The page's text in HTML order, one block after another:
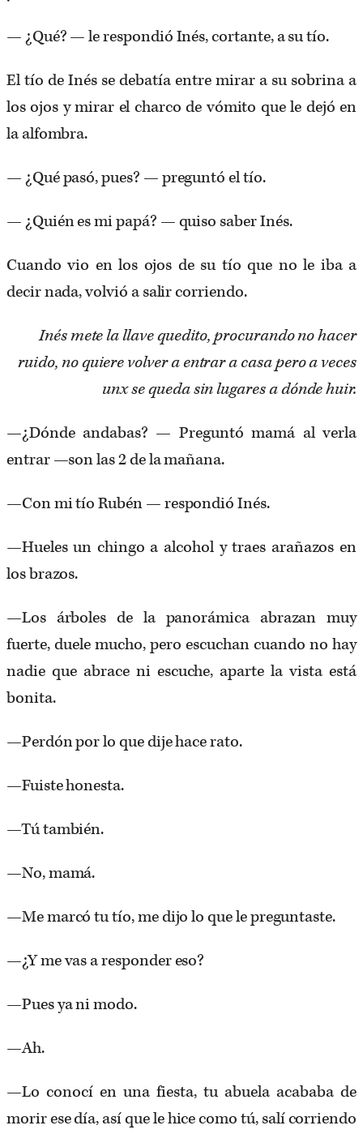
— ¿Qué? — le respondió Inés, cortante, a su tío.
El tío de Inés se debatía entre mirar a su sobrina a
los ojos y mirar el charco de vómito que le dejó en
la alfombra.
— ¿Qué pasó, pues? — preguntó el tío.
— ¿Quién es mi papá? — quiso saber Inés.
Cuando vio en los ojos de su tío que no le iba a
decir nada, volvió a salir corriendo.
Inés mete la llave quedito, procurando no hacer
ruido, no quiere volver a entrar a casa pero a veces
unx se queda sin lugares a dónde huir.
—¿Dónde andabas? — Preguntó mamá al verla
entrar —son las 2 de la mañana.
—Con mi tío Rubén — respondió Inés.
—Hueles un chingo a alcohol y traes arañazos en
los brazos.
—Los árboles de la panorámica abrazan muy
fuerte, duele mucho, pero escuchan cuando no hay
nadie que abrace ni escuche, aparte la vista está
bonita.
—Perdón por lo que dije hace rato.
—Fuiste honesta.
—Tú también.
—No, mamá.
—Me marcó tu tío, me dijo lo que le preguntaste.
—¿Y me vas a responder eso?
—Pues ya ni modo.
—Ah.
—Lo conocí en una fiesta, tu abuela acababa de
morir ese día, así que le hice como tú, salí corriendo